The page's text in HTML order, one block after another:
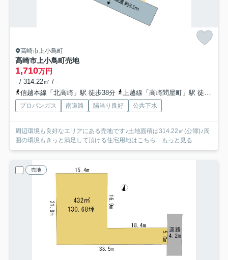
高崎市上小鳥町
高崎市上小鳥町売地
1,710万円
- / 314.22㎡ / -
信越本線「北高崎」駅 徒歩38分
上越線「高崎問屋町」駅 徒歩45分
プロパンガス 南道路 陽当り良好 公共下水
周辺環境も良好なエリアにある売地です♪土地面積は314.22㎡(公簿)♪周
囲の環境もきっと満足して頂ける住宅用地はこちら... もっと見る
売地